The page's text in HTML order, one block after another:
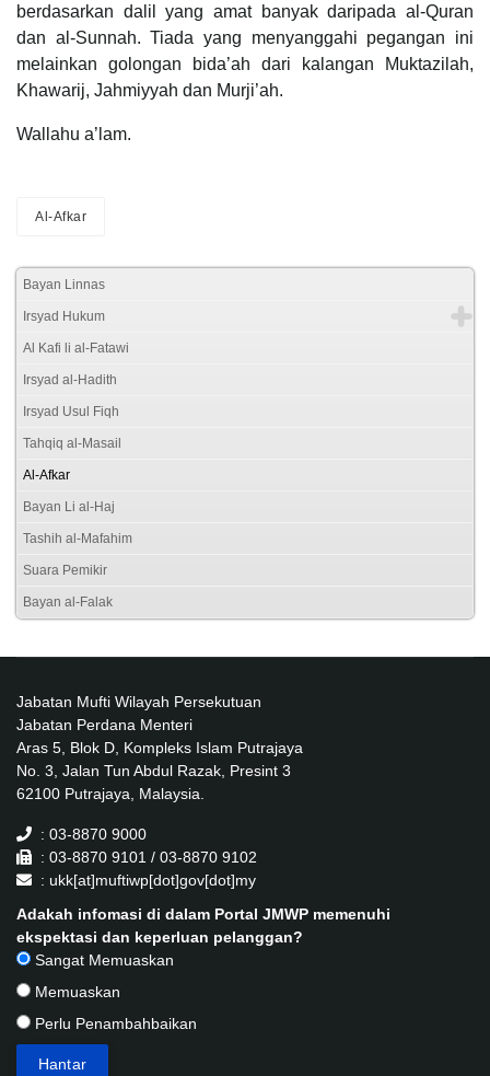
berdasarkan dalil yang amat banyak daripada al-Quran
dan al-Sunnah. Tiada yang menyanggahi pegangan ini
melainkan golongan bida’ah dari kalangan Muktazilah,
Khawarij, Jahmiyyah dan Murji’ah.
Wallahu a’lam.
Al-Afkar
Bayan Linnas
Irsyad Hukum
Al Kafi li al-Fatawi
Irsyad al-Hadith
Irsyad Usul Fiqh
Tahqiq al-Masail
Al-Afkar
Bayan Li al-Haj
Tashih al-Mafahim
Suara Pemikir
Bayan al-Falak
Jabatan Mufti Wilayah Persekutuan
Jabatan Perdana Menteri
Aras 5, Blok D, Kompleks Islam Putrajaya
No. 3, Jalan Tun Abdul Razak, Presint 3
62100 Putrajaya, Malaysia.
: 03-8870 9000
: 03-8870 9101 / 03-8870 9102
: ukk[at]muftiwp[dot]gov[dot]my
Adakah infomasi di dalam Portal JMWP memenuhi
ekspektasi dan keperluan pelanggan?
Sangat Memuaskan
Memuaskan
Perlu Penambahbaikan